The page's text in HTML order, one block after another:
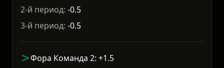
2-й период: -0.5
3-й период: -0.5
Фора Команда 2: +1.5